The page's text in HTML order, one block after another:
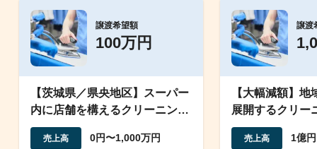
譲渡希望額
100万円
【茨城県／県央地区】スーパー
内に店舗を構えるクリーニング
店（事業譲渡）
売上高 0円〜1,000万円
譲渡
【大幅減額】
展開するクリー
ランドリー事業
売上高 1億